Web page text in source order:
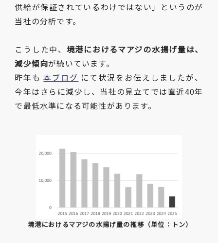
供給が保証されているわけではない」というのが
当社の分析です。
こうした中、 境港におけるマアジの水揚げ量は、
減少傾向が続いています。
昨年も 本ブログ にて状況をお伝えしましたが、
今年はさらに減少し、当社の見立てでは直近40年
で最低水準になる可能性があります。
境港におけるマアジの水揚げ量の推移（単位：トン）